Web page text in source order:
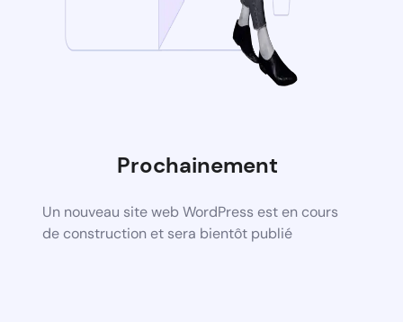
Prochainement
Un nouveau site web WordPress est en cours
de construction et sera bientôt publié